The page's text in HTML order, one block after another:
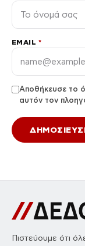
EMAIL *
Αποθήκευσε το
αυτόν τον
Πιστεύουμε ότι